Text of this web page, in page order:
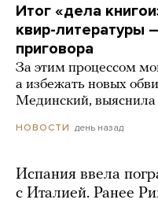
Итог «дела
квир-литературы
приговора
За этим процессом
а избежать новых
Мединский, выяснила
НОВОСТИ день назад
Испания ввела
с Италией. Ранее